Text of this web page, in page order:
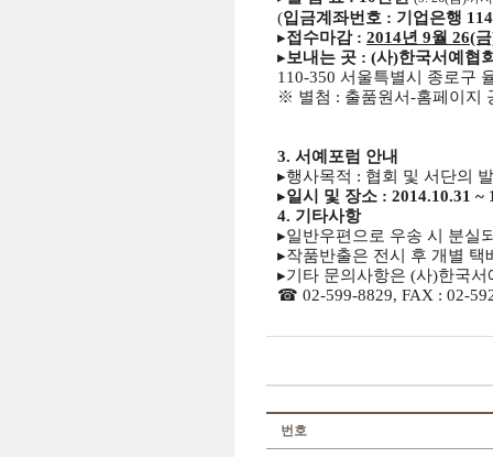
(입금계좌번호 : 기업은행
▸접수마감 : 2014년 9월 26(
▸보내는 곳 : (사)한국서예협
110-350 서울특별시 종로구
※ 별첨 : 출품원서-홈페이지
3. 서예포럼 안내
▸행사목적 : 협회 및 서단의
▸일시 및 장소 : 2014.10.31
4. 기타사항
▸일반우편으로 우송 시 분실
▸작품반출은 전시 후 개별 택
▸기타 문의사항은 (사)한국
☎ 02-599-8829, FAX : 02-
번호